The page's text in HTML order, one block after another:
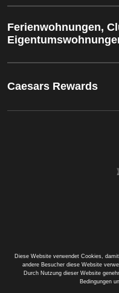
Ferienwohnungen,
Caesars Rewards
Diese Website verwendet Cookies,
andere Besucher diese Website
Durch Nutzung dieser Website
Bedingungen